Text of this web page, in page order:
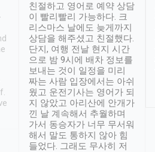
친절하고 영어로 예약 상담
이 빨리빨리 가능하다. 크
리스마스 날에도 늦게까지
상담을 해주셨고 친절했다.
단지, 여행 전날 현지 시간
으로 밤 9시에 배차 정보를
보내는 것이 일정을 미리
짜는 사람 입장에서는 아쉬
웠고 운전기사는 영어가 되
지 않았고 아리산에 안개가
낀 날 계속해서 추월하며
가서 동승자가 너무 무서워
해서 말도 통하지 않아 힘
들었다. 그래도 무사히 저